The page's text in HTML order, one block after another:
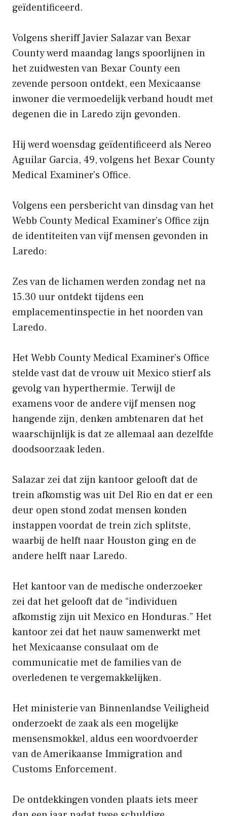
geïdentificeerd.
Volgens sheriff Javier Salazar van Bexar
County werd maandag langs spoorlijnen in
het zuidwesten van Bexar County een
zevende persoon ontdekt, een Mexicaanse
inwoner die vermoedelijk verband houdt met
degenen die in Laredo zijn gevonden.
Hij werd woensdag geïdentificeerd als Nereo
Aguilar Garcia, 49, volgens het Bexar County
Medical Examiner’s Office.
Volgens een persbericht van dinsdag van het
Webb County Medical Examiner’s Office zijn
de identiteiten van vijf mensen gevonden in
Laredo:
Zes van de lichamen werden zondag net na
15.30 uur ontdekt tijdens een
emplacementinspectie in het noorden van
Laredo.
Het Webb County Medical Examiner’s Office
stelde vast dat de vrouw uit Mexico stierf als
gevolg van hyperthermie. Terwijl de
examens voor de andere vijf mensen nog
hangende zijn, denken ambtenaren dat het
waarschijnlijk is dat ze allemaal aan dezelfde
doodsoorzaak leden.
Salazar zei dat zijn kantoor gelooft dat de
trein afkomstig was uit Del Rio en dat er een
deur open stond zodat mensen konden
instappen voordat de trein zich splitste,
waarbij de helft naar Houston ging en de
andere helft naar Laredo.
Het kantoor van de medische onderzoeker
zei dat het gelooft dat de “individuen
afkomstig zijn uit Mexico en Honduras.” Het
kantoor zei dat het nauw samenwerkt met
het Mexicaanse consulaat om de
communicatie met de families van de
overledenen te vergemakkelijken.
Het ministerie van Binnenlandse Veiligheid
onderzoekt de zaak als een mogelijke
mensensmokkel, aldus een woordvoerder
van de Amerikaanse Immigration and
Customs Enforcement.
De ontdekkingen vonden plaats iets meer